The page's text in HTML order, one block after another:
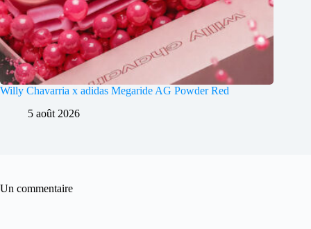
Willy Chavarria x adidas Megaride AG Powder Red
5 août 2026
Un commentaire